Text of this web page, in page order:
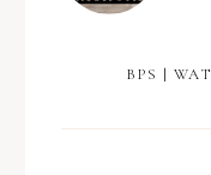
BPS |